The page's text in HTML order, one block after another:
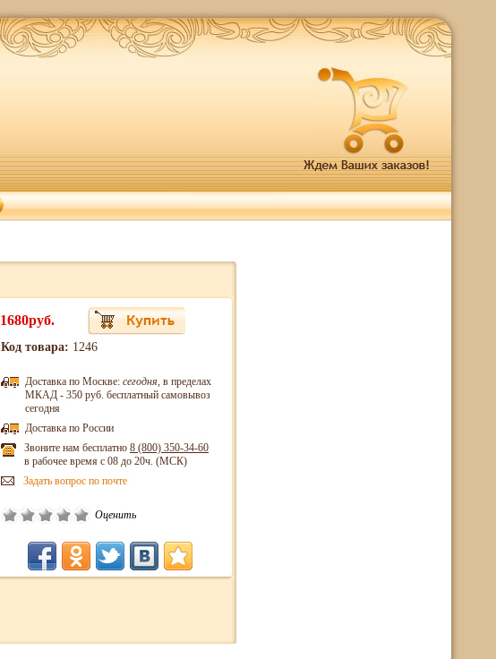
1680руб.
Код товара: 1246
Доставка по Москве: сегодня, в пределах
МКАД - 350 руб. бесплатный самовывоз
сегодня
Доставка по России
Звоните нам бесплатно 8 (800) 350-34-60
в рабочее время с 08 до 20ч. (МСК)
Задать вопрос по почте
Оценить